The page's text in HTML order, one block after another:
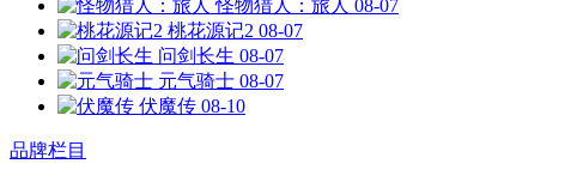
怪物猎人：旅人 08-07
桃花源记2 08-07
问剑长生 08-07
元气骑士 08-07
伏魔传 08-10
品牌栏目